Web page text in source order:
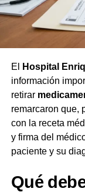
al número
tienen pueden
formulario en la
en las
Desde NBCH
clientes
contraseñas,
de dinero, y
canales oficiales
El Hospital
información
retirar
remarcaron que,
con la receta
y firma del
paciente y su
Qué